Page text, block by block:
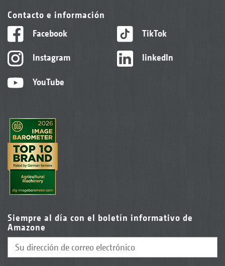
Contacto e información
Facebook
Instagram
YouTube
TikTok
linkedIn
Siempre al día con el boletín informativo de
Amazone